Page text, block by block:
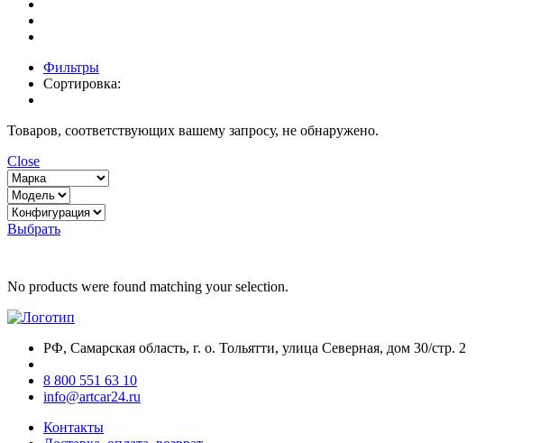
Фильтры
Сортировка:
Товаров, соответствующих вашему запросу, не обнаружено.
Close
Выбрать
No products were found matching your selection.
РФ, Самарская область, г. о. Тольятти, улица Северная, дом 30/стр. 2
8 800 551 63 10
info@artcar24.ru
Контакты